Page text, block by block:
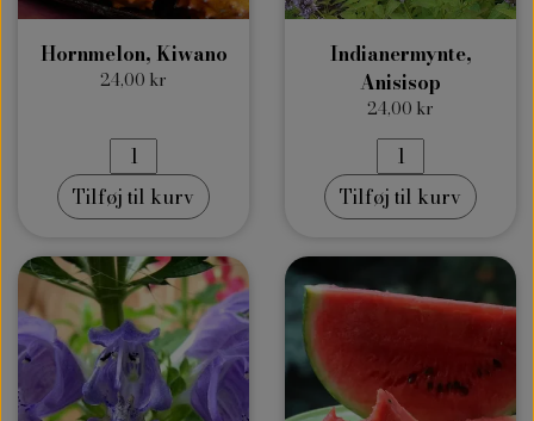
Hornmelon, Kiwano
24,00 kr
Tilføj til kurv
Indianermynte,
Anisisop
24,00 kr
Tilføj til kurv